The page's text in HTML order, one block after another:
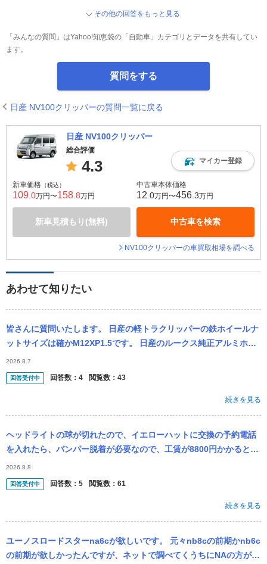
その他の回答をもっと見る
「みんなの質問」はYahoo!知恵袋の「自動車」カテゴリとデータを共有してい
ます。
質問をする
日産 NV100クリッパーの質問一覧に戻る
日産 NV100クリッパー
総合評価
4.3 マイカー登録
新車価格 （税込）
109 .0万円〜158 .8万円
新車見積もり(無料)
中古車本体価格
12 .0万円〜456 .3万円
中古車を検索
NV100クリッパーの車買取相場を調べる
あわせて知りたい
皆さんに質問いたします。 日産の軽トラクリッパーの鉄ホイールナ
ットサイズは確かM12XP1.5です。 日産のルークス純正アルミホイ
ールをはかせたいのですが、M12P1.25 です。アルミホイール...
2026.8.7
回答受付中 回答数： 4 閲覧数： 43
続きを見る
ヘッドライトの球が切れたので、イエローハットに交換の予約電話
を入れたら、バンパー脱着が必要なので、工賃が8800円かかると言
われた こんなもんなん？ 車種は日産NV100クリッパー
2026.8.8
回答受付中 回答数： 5 閲覧数： 61
続きを見る
ユーノスロードスターna6cが欲しいです。 元々nb8cの前期かnb6c
の前期が欲しかったんですが、ネットで調べてくうちにNAの方が一